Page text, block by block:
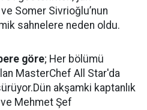
Somer Sivrioğlu’nun
sahnelere neden oldu.
göre; Her bölümü
MasterChef All Star'da
akşamki kaptanlık
Mehmet Şef